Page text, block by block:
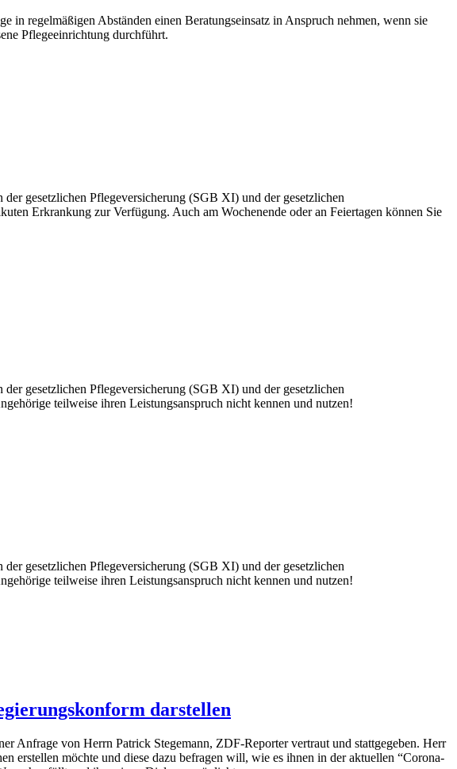
regelmäßigen Abständen einen Beratungseinsatz in Anspruch nehmen, wenn sie
Pflegeeinrichtung durchführt.
gesetzlichen Pflegeversicherung (SGB XI) und der gesetzlichen
Erkrankung zur Verfügung. Auch am Wochenende oder an Feiertagen können Sie
gesetzlichen Pflegeversicherung (SGB XI) und der gesetzlichen
teilweise ihren Leistungsanspruch nicht kennen und nutzen!
gesetzlichen Pflegeversicherung (SGB XI) und der gesetzlichen
teilweise ihren Leistungsanspruch nicht kennen und nutzen!
darstellen
Anfrage von Herrn Patrick Stegemann, ZDF-Reporter vertraut und stattgegeben. Herr
erstellen möchte und diese dazu befragen will, wie es ihnen in der aktuellen “Corona-